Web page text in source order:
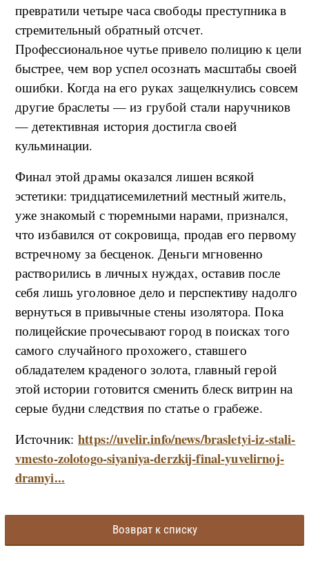
превратили четыре часа свободы преступника в
стремительный обратный отсчет.
Профессиональное чутье привело полицию к цели
быстрее, чем вор успел осознать масштабы своей
ошибки. Когда на его руках защелкнулись совсем
другие браслеты — из грубой стали наручников
— детективная история достигла своей
кульминации.
Финал этой драмы оказался лишен всякой
эстетики: тридцатисемилетний местный житель,
уже знакомый с тюремными нарами, признался,
что избавился от сокровища, продав его первому
встречному за бесценок. Деньги мгновенно
растворились в личных нуждах, оставив после
себя лишь уголовное дело и перспективу надолго
вернуться в привычные стены изолятора. Пока
полицейские прочесывают город в поисках того
самого случайного прохожего, ставшего
обладателем краденого золота, главный герой
этой истории готовится сменить блеск витрин на
серые будни следствия по статье о грабеже.
Источник:https://uvelir.info/news/brasletyi-iz-stali-
vmesto-zolotogo-siyaniya-derzkij-final-yuvelirnoj-
dramyi...
Возврат к списку